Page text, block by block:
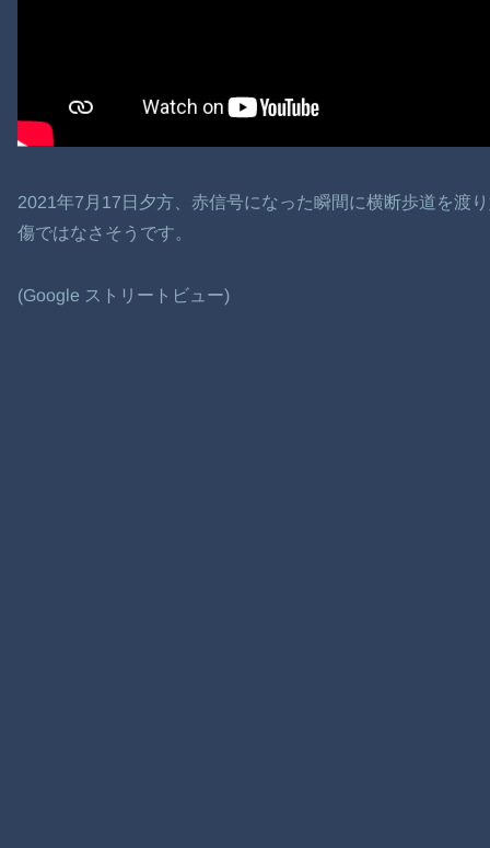
2021年7月17日夕方、赤信号になった瞬間に横断歩道を渡
傷ではなさそうです。
(Google ストリートビュー)